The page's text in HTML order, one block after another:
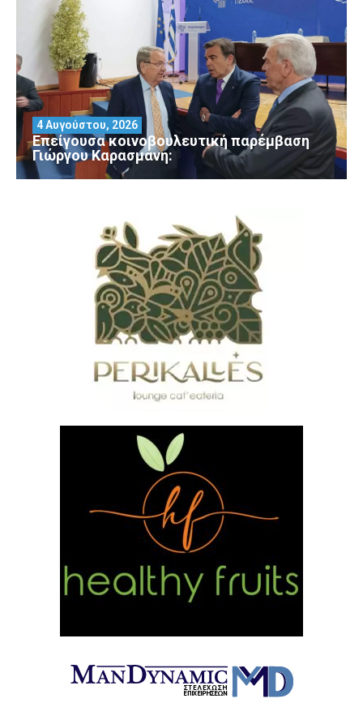
Επείγουσα κοινοβουλευτική παρέμβαση
Γιώργου Καρασμάνη:
4 Αυγούστου, 2026